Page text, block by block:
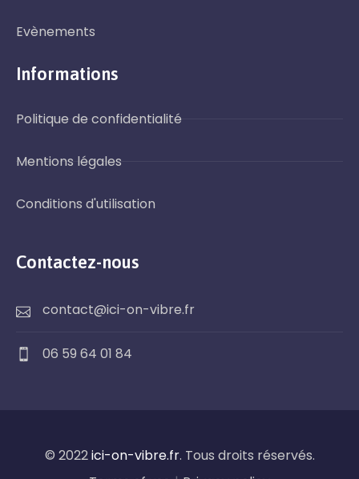
Evènements
Informations
Politique de confidentialité
Mentions légales
Conditions d'utilisation
Contactez-nous
contact@ici-on-vibre.fr
06 59 64 01 84
© 2022ici-on-vibre.fr. Tous droits réservés.